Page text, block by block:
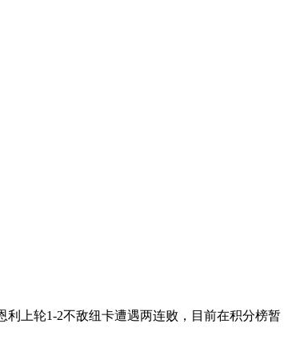
上轮1-2不敌纽卡遭遇两连败，目前在积分榜暂